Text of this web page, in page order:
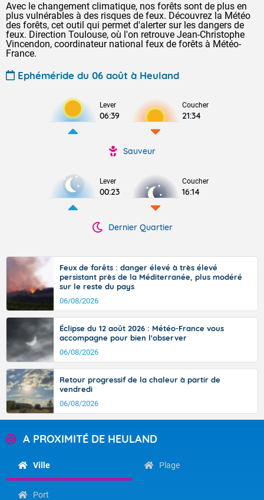
Avec le changement climatique, nos forêts sont de plus en
plus vulnérables à des risques de feux. Découvrez la Météo
des forêts, cet outil qui permet d'alerter sur les dangers de
feux. Direction Toulouse, où l'on retrouve Jean-Christophe
Vincendon, coordinateur national feux de forêts à Météo-
France.
Ephéméride du 06 août à Heuland
Lever
06:39
Coucher
21:34
Sauveur
Lever
00:23
Coucher
16:14
Dernier Quartier
Feux de forêts : danger élevé à très élevé
persistant près de la Méditerranée, plus modéré
sur le reste du pays
06/08/2026
Éclipse du 12 août 2026 : Météo-France vous
accompagne pour bien l'observer
06/08/2026
Retour progressif de la chaleur à partir de
vendredi
06/08/2026
A PROXIMITÉ DE HEULAND
Ville Plage
Port